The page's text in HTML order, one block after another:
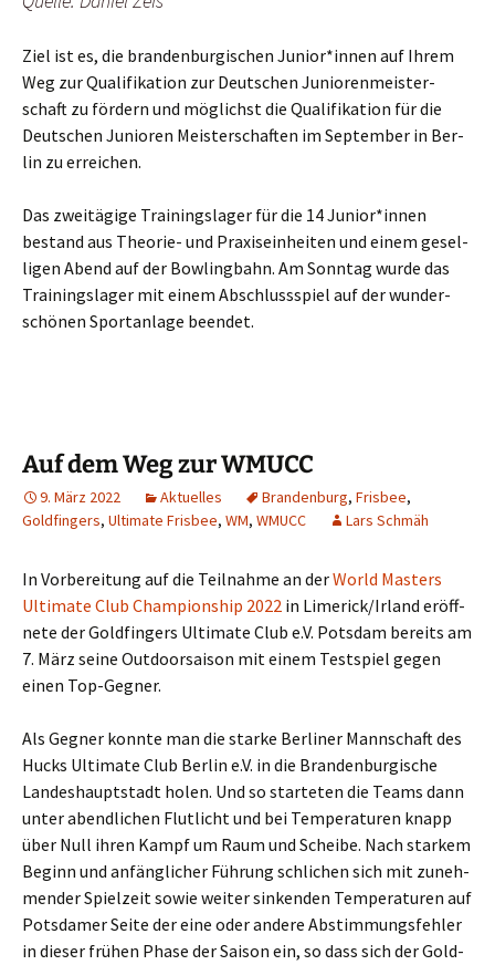
Ziel ist es, die bran­den­bur­gi­schen Junior*innen auf Ihrem
Weg zur Qua­li­fi­ka­ti­on zur Deut­schen Junio­ren­meis­ter­
schaft zu för­dern und mög­lichst die Qua­li­fi­ka­ti­on für die
Deut­schen Junio­ren Meis­ter­schaf­ten im Sep­tem­ber in Ber­
lin zu erreichen.
Das zwei­tä­gi­ge Trai­nings­la­ger für die 14 Junior*innen
bestand aus Theo­rie- und Pra­xis­ein­hei­ten und einem gesel­
li­gen Abend auf der Bow­ling­bahn. Am Sonn­tag wur­de das
Trai­nings­la­ger mit einem Abschluss­spiel auf der wun­der­
schö­nen Sport­an­la­ge beendet.
Auf dem Weg zur WMUCC
9. März 2022 Aktuelles Brandenburg, Frisbee,
Goldfingers, Ultimate Frisbee, WM, WMUCC Lars Schmäh
In Vor­be­rei­tung auf die Teil­nah­me an derWorld Mas­ters
Ulti­ma­te Club Cham­pi­on­ship 2022 in Limerick/Irland eröff­
ne­te der Gold­fin­gers Ulti­ma­te Club e.V. Pots­dam bereits am
7. März sei­ne Out­door­sai­son mit einem Test­spiel gegen
einen Top-Gegner.
Als Geg­ner konn­te man die star­ke Ber­li­ner Mann­schaft des
Hucks Ulti­ma­te Club Ber­lin e.V. in die Bran­den­bur­gi­sche
Lan­des­haupt­stadt holen. Und so star­te­ten die Teams dann
unter abend­li­chen Flut­licht und bei Tem­pe­ra­tu­ren knapp
über Null ihren Kampf um Raum und Schei­be. Nach star­kem
Beginn und anfäng­li­cher Füh­rung schli­chen sich mit zuneh­
men­der Spiel­zeit sowie wei­ter sin­ken­den Tem­pe­ra­tu­ren auf
Pots­da­mer Sei­te der eine oder ande­re Abstim­mungs­feh­ler
in die­ser frü­hen Pha­se der Sai­son ein, so dass sich der Gold­